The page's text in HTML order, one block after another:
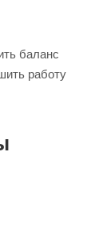
баланс
работу